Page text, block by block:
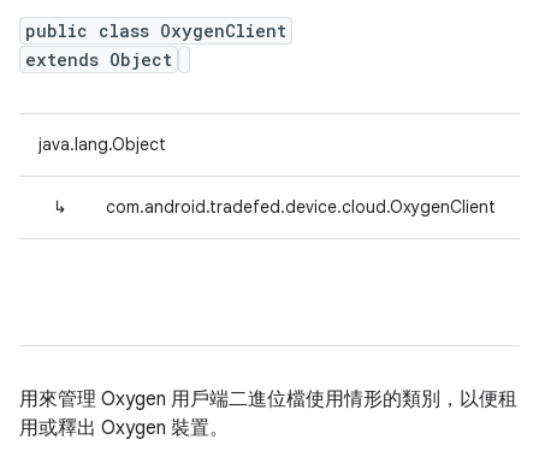
public class OxygenClient
extends Object
java.lang.Object
↳ com.android.tradefed.device.cloud.OxygenClient
用來管理 Oxygen 用戶端二進位檔使用情形的類別，以便租
用或釋出 Oxygen 裝置。